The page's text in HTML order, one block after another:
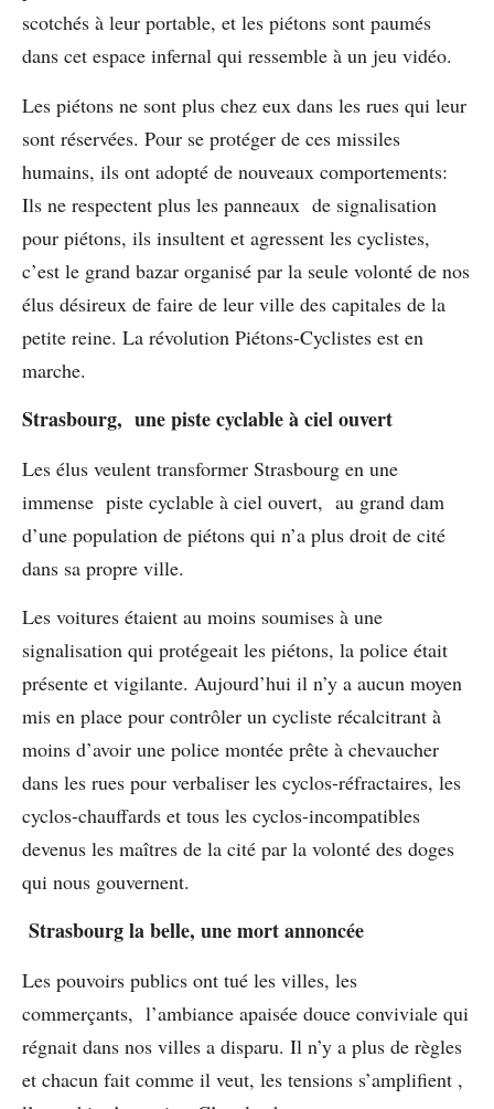
scotchés à leur portable, et les piétons sont paumés
dans cet espace infernal qui ressemble à un jeu vidéo.
Les piétons ne sont plus chez eux dans les rues qui leur
sont réservées. Pour se protéger de ces missiles
humains, ils ont adopté de nouveaux comportements:
Ils ne respectent plus les panneaux de signalisation
pour piétons, ils insultent et agressent les cyclistes,
c’est le grand bazar organisé par la seule volonté de nos
élus désireux de faire de leur ville des capitales de la
petite reine. La révolution Piétons-Cyclistes est en
marche.
Strasbourg, une piste cyclable à ciel ouvert
Les élus veulent transformer Strasbourg en une
immense piste cyclable à ciel ouvert, au grand dam
d’une population de piétons qui n’a plus droit de cité
dans sa propre ville.
Les voitures étaient au moins soumises à une
signalisation qui protégeait les piétons, la police était
présente et vigilante. Aujourd’hui il n’y a aucun moyen
mis en place pour contrôler un cycliste récalcitrant à
moins d’avoir une police montée prête à chevaucher
dans les rues pour verbaliser les cyclos-réfractaires, les
cyclos-chauffards et tous les cyclos-incompatibles
devenus les maîtres de la cité par la volonté des doges
qui nous gouvernent.
Strasbourg la belle, une mort annoncée
Les pouvoirs publics ont tué les villes, les
commerçants, l’ambiance apaisée douce conviviale qui
régnait dans nos villes a disparu. Il n’y a plus de règles
et chacun fait comme il veut, les tensions s’amplifient ,